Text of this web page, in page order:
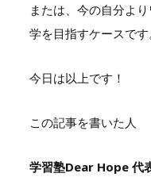
または、今の自分よ
学を目指すケースです
今日は以上です！
この記事を書いた人
学習塾Dear Hope 代